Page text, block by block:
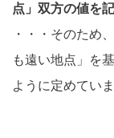
点」双方の値を
・・・そのため
も遠い地点」を
ように定めていま